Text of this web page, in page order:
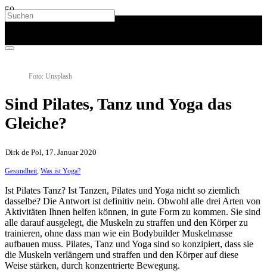
Foto: Unsplash
Sind Pilates, Tanz und Yoga das
Gleiche?
Dirk de Pol, 17. Januar 2020
Gesundheit, Was ist Yoga?
Ist Pilates Tanz? Ist Tanzen, Pilates und Yoga nicht so ziemlich
dasselbe? Die Antwort ist definitiv nein. Obwohl alle drei Arten von
Aktivitäten Ihnen helfen können, in gute Form zu kommen. Sie sind
alle darauf ausgelegt, die Muskeln zu straffen und den Körper zu
trainieren, ohne dass man wie ein Bodybuilder Muskelmasse
aufbauen muss. Pilates, Tanz und Yoga sind so konzipiert, dass sie
die Muskeln verlängern und straffen und den Körper auf diese
Weise stärken, durch konzentrierte Bewegung.